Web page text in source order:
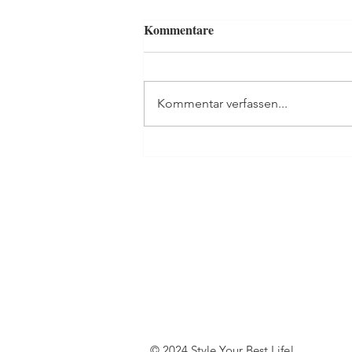
Match und Liebessieg
Kommentare
Kommentar verfassen...